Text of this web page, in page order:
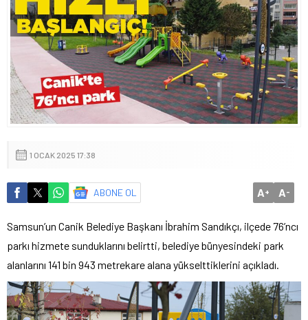
1 OCAK 2025 17:38
ABONE OL A+ A-
Samsun’un Canik Belediye Başkanı İbrahim Sandıkçı, ilçede 76’ncı
parkı hizmete sunduklarını belirtti, belediye bünyesindeki park
alanlarını 141 bin 943 metrekare alana yükselttiklerini açıkladı.